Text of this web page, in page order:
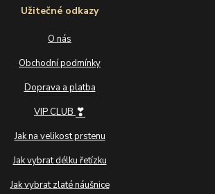
Užitečné odkazy
O nás
Obchodní podmínky
Doprava a platba
VIP CLUB ❣
Jak na velikost prstenu
Jak vybrat délku řetízku
Jak vybrat zlaté náušnice